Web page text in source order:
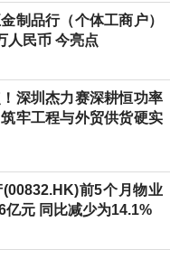
制品行（个体工商户）
人民币 今亮点
深圳杰力赛深耕恒功率
牢工程与外贸供货硬实
前5个月物业
亿元 同比减少为14.1%